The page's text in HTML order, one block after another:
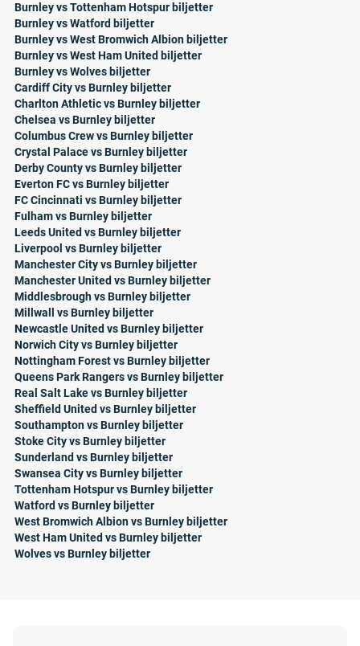
Burnley vs Tottenham Hotspur biljetter
Burnley vs Watford biljetter
Burnley vs West Bromwich Albion biljetter
Burnley vs West Ham United biljetter
Burnley vs Wolves biljetter
Cardiff City vs Burnley biljetter
Charlton Athletic vs Burnley biljetter
Chelsea vs Burnley biljetter
Columbus Crew vs Burnley biljetter
Crystal Palace vs Burnley biljetter
Derby County vs Burnley biljetter
Everton FC vs Burnley biljetter
FC Cincinnati vs Burnley biljetter
Fulham vs Burnley biljetter
Leeds United vs Burnley biljetter
Liverpool vs Burnley biljetter
Manchester City vs Burnley biljetter
Manchester United vs Burnley biljetter
Middlesbrough vs Burnley biljetter
Millwall vs Burnley biljetter
Newcastle United vs Burnley biljetter
Norwich City vs Burnley biljetter
Nottingham Forest vs Burnley biljetter
Queens Park Rangers vs Burnley biljetter
Real Salt Lake vs Burnley biljetter
Sheffield United vs Burnley biljetter
Southampton vs Burnley biljetter
Stoke City vs Burnley biljetter
Sunderland vs Burnley biljetter
Swansea City vs Burnley biljetter
Tottenham Hotspur vs Burnley biljetter
Watford vs Burnley biljetter
West Bromwich Albion vs Burnley biljetter
West Ham United vs Burnley biljetter
Wolves vs Burnley biljetter